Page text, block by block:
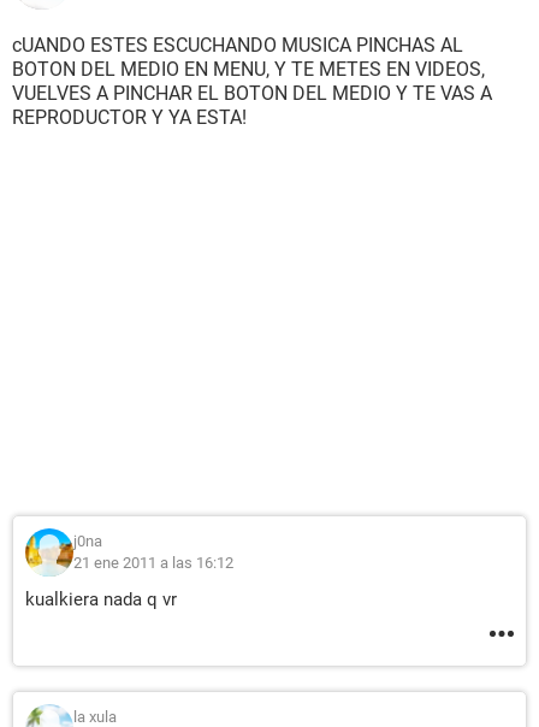
cUANDO ESTES ESCUCHANDO MUSICA PINCHAS AL
BOTON DEL MEDIO EN MENU, Y TE METES EN VIDEOS,
VUELVES A PINCHAR EL BOTON DEL MEDIO Y TE VAS A
REPRODUCTOR Y YA ESTA!
j0na
21 ene 2011 a las 16:12
kualkiera nada q vr
la xula